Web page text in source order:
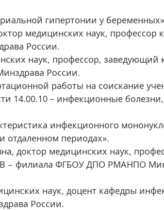
гипертонии у
медицинских наук, профессор
России.
наук, профессор, заведующий
России.
работы на соискание
14.00.10 – инфекционные болезни,
инфекционного
отдаленном периодах».
доктор медицинских наук,
− филиала ФГБОУ ДПО РМАНПО
наук, доцент кафедры
России.